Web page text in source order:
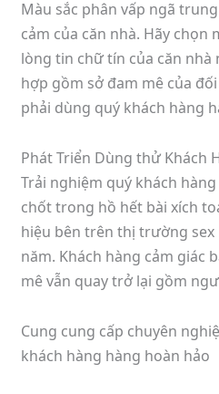
Màu sắc phân vấp ngã
cảm của căn nhà. Hãy chọn
lòng tin chữ tín của căn
hợp gồm sở đam mê của
phải dùng quý khách hàng
Phát Triển Dùng thử Khách
Trải nghiệm quý khách
chốt trong hồ hết bài xích
hiệu bên trên thị trường sex
năm. Khách hàng cảm giác
mê vẫn quay trở lại gồm
Cung cung cấp chuyên
khách hàng hàng hoàn hảo